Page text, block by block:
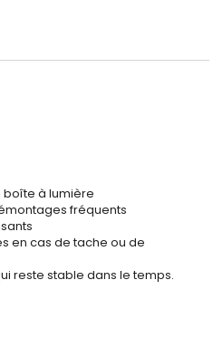
boîte à lumière
fréquents
en cas de tache ou de
reste stable dans le temps.